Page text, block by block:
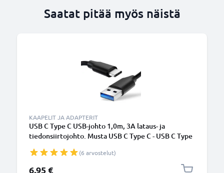
Saatat pitää myös näistä
KAAPELIT JA ADAPTERIT
USB C Type C USB-johto 1,0m, 3A lataus- ja
tiedonsiirtojohto. Musta USB C Type C - USB C Type
(6 arvostelut)
6,95 €